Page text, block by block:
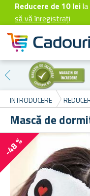
Reducere de 10 lei
să vă înregistrați
INTRODUCERE
Mască de
-48 %